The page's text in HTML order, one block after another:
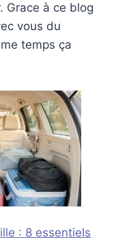
Grace à ce blog
vous du
temps ça
: 8 essentiels